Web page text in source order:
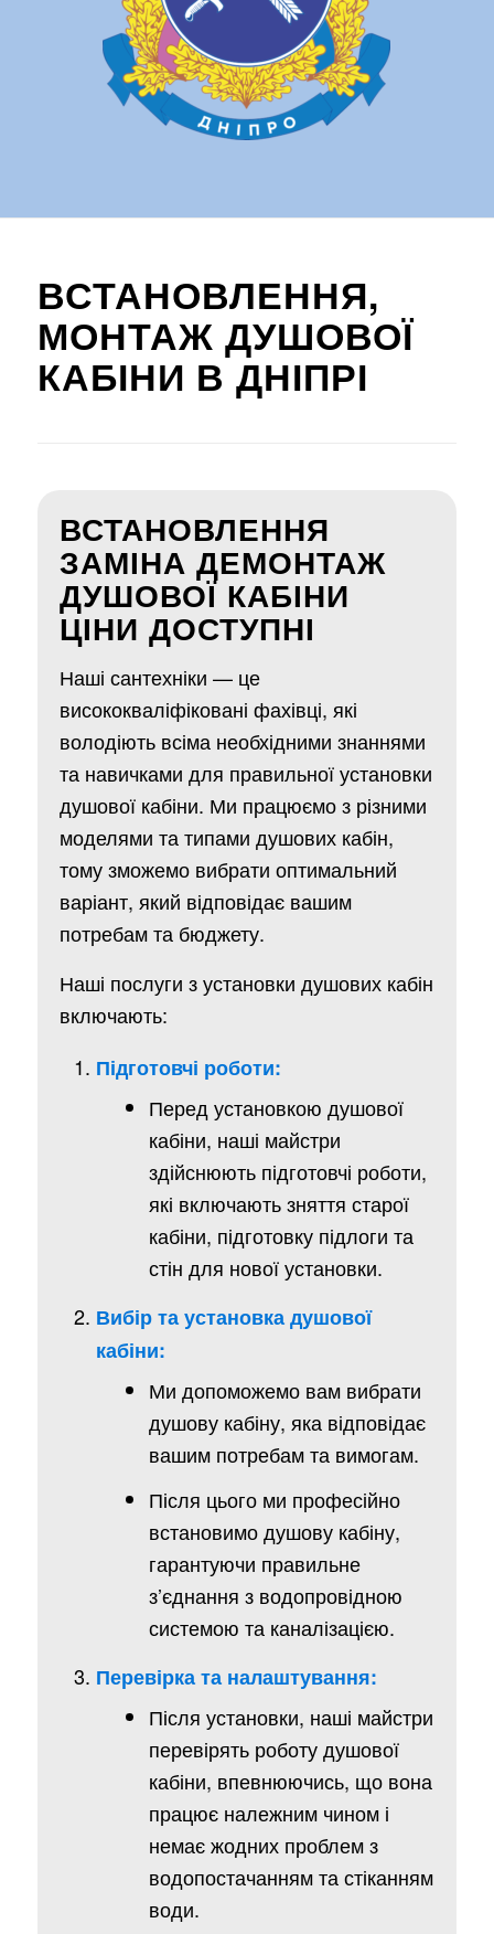
ВСТАНОВЛЕННЯ,
МОНТАЖ ДУШОВОЇ
КАБІНИ В ДНІПРІ
ВСТАНОВЛЕННЯ
ЗАМІНА ДЕМОНТАЖ
ДУШОВОЇ КАБІНИ
ЦІНИ ДОСТУПНІ
Наші сантехніки — це
висококваліфіковані фахівці, які
володіють всіма необхідними знаннями
та навичками для правильної установки
душової кабіни. Ми працюємо з різними
моделями та типами душових кабін,
тому зможемо вибрати оптимальний
варіант, який відповідає вашим
потребам та бюджету.
Наші послуги з установки душових кабін
включають:
Підготовчі роботи:
Перед установкою душової
кабіни, наші майстри
здійснюють підготовчі роботи,
які включають зняття старої
кабіни, підготовку підлоги та
стін для нової установки.
Вибір та установка душової
кабіни:
Ми допоможемо вам вибрати
душову кабіну, яка відповідає
вашим потребам та вимогам.
Після цього ми професійно
встановимо душову кабіну,
гарантуючи правильне
з’єднання з водопровідною
системою та каналізацією.
Перевірка та налаштування:
Після установки, наші майстри
перевірять роботу душової
кабіни, впевнюючись, що вона
працює належним чином і
немає жодних проблем з
водопостачанням та стіканням
води.